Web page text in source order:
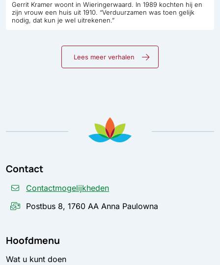
Gerrit Kramer woont in Wieringerwaard. In 1989 kochten hij en
zijn vrouw een huis uit 1910. “Verduurzamen was toen gelijk
nodig, dat kun je wel uitrekenen.”
Lees meer verhalen
Contact
Contactmogelijkheden
Postbus 8, 1760 AA Anna Paulowna
Hoofdmenu
Wat u kunt doen